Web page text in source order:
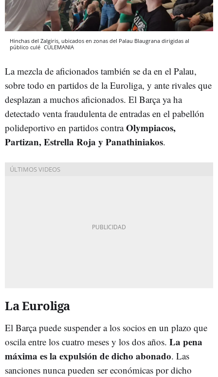
Hinchas del Zalgiris, ubicados en zonas del Palau Blaugrana dirigidas al
público culé CULEMANIA
La mezcla de aficionados también se da en el Palau,
sobre todo en partidos de la Euroliga, y ante rivales que
desplazan a muchos aficionados. El Barça ya ha
detectado venta fraudulenta de entradas en el pabellón
polideportivo en partidos contraOlympiacos,
Partizan, Estrella Roja y Panathiniakos.
La Euroliga
El Barça puede suspender a los socios en un plazo que
oscila entre los cuatro meses y los dos años. La pena
máxima es la expulsión de dicho abonado. Las
sanciones nunca pueden ser económicas por dicho